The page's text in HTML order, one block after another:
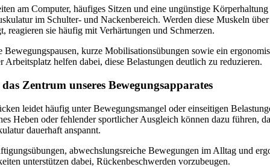
am Computer, häufiges Sitzen und eine ungünstige
im Schulter- und Nackenbereich. Werden diese Muskeln
reagieren sie häufig mit Verhärtungen und Schmerzen.
Bewegungspausen, kurze Mobilisationsübungen sowie ein
Arbeitsplatz helfen dabei, diese Belastungen deutlich zu reduzieren.
Zentrum unseres Bewegungsapparates
leidet häufig unter Bewegungsmangel oder einseitigen
Heben oder fehlender sportlicher Ausgleich können dazu führen,
dauerhaft anspannt.
abwechslungsreiche Bewegungen im Alltag und
unterstützen dabei, Rückenbeschwerden vorzubeugen.